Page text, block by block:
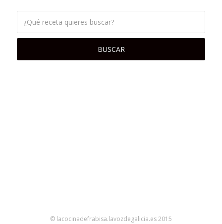
© lacocinadefrabisa.lavozdegalicia.es 2015